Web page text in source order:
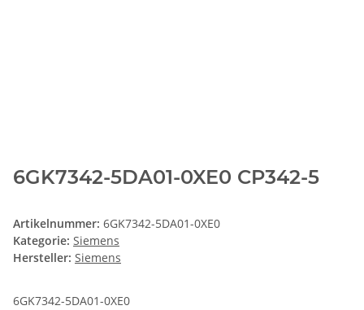
6GK7342-5DA01-0XE0 CP342-5
Artikelnummer: 6GK7342-5DA01-0XE0
Kategorie: Siemens
Hersteller: Siemens
6GK7342-5DA01-0XE0